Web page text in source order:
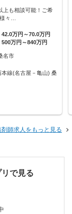
上も相談可能！ご希
々…
42.0万円～70.0万円
500万円～840万円
名市
本線(名古屋－亀山) 桑
師求人をもっと見る
で見る